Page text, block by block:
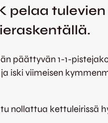
päättyvän 1-1-
iski viimeisen
nollattua kettuleirissä